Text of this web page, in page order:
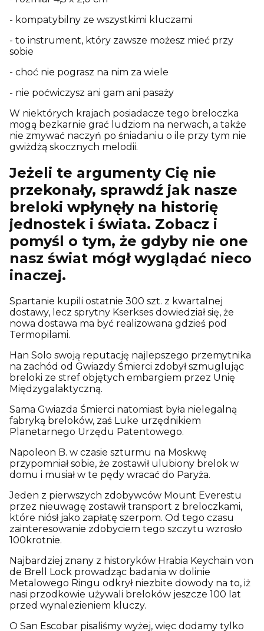
- kompatybilny ze wszystkimi kluczami
- to instrument, który zawsze możesz mieć przy
sobie
- choć nie pograsz na nim za wiele
- nie poćwiczysz ani gam ani pasaży
W niektórych krajach posiadacze tego breloczka
mogą bezkarnie grać ludziom na nerwach, a także
nie zmywać naczyń po śniadaniu o ile przy tym nie
gwiżdżą skocznych melodii.
Jeżeli te argumenty Cię nie
przekonały, sprawdź jak nasze
breloki wpłynęły na historię
jednostek i świata. Zobacz i
pomyśl o tym, że gdyby nie one
nasz świat mógł wyglądać nieco
inaczej.
Spartanie kupili ostatnie 300 szt. z kwartalnej
dostawy, lecz sprytny Kserkses dowiedział się, że
nowa dostawa ma być realizowana gdzieś pod
Termopilami.
Han Solo swoją reputację najlepszego przemytnika
na zachód od Gwiazdy Śmierci zdobył szmuglując
breloki ze stref objętych embargiem przez Unię
Międzygalaktyczną.
Sama Gwiazda Śmierci natomiast była nielegalną
fabryką breloków, zaś Luke urzędnikiem
Planetarnego Urzędu Patentowego.
Napoleon B. w czasie szturmu na Moskwę
przypomniał sobie, że zostawił ulubiony brelok w
domu i musiał w te pędy wracać do Paryża.
Jeden z pierwszych zdobywców Mount Everestu
przez nieuwagę zostawił transport z breloczkami,
które niósł jako zapłatę szerpom. Od tego czasu
zainteresowanie zdobyciem tego szczytu wzrosło
100krotnie.
Najbardziej znany z historyków Hrabia Keychain von
de Brell Lock prowadząc badania w dolinie
Metalowego Ringu odkrył niezbite dowody na to, iż
nasi przodkowie używali breloków jeszcze 100 lat
przed wynalezieniem kluczy.
O San Escobar pisaliśmy wyżej, więc dodamy tylko